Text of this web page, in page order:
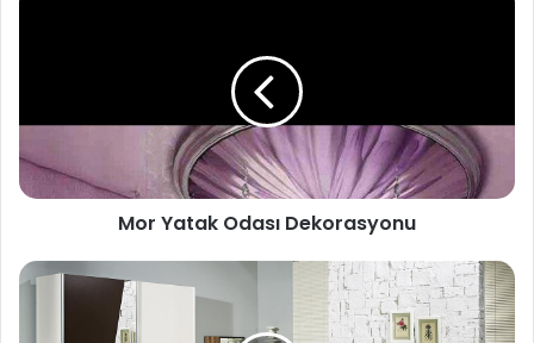
Mor Yatak Odası Dekorasyonu